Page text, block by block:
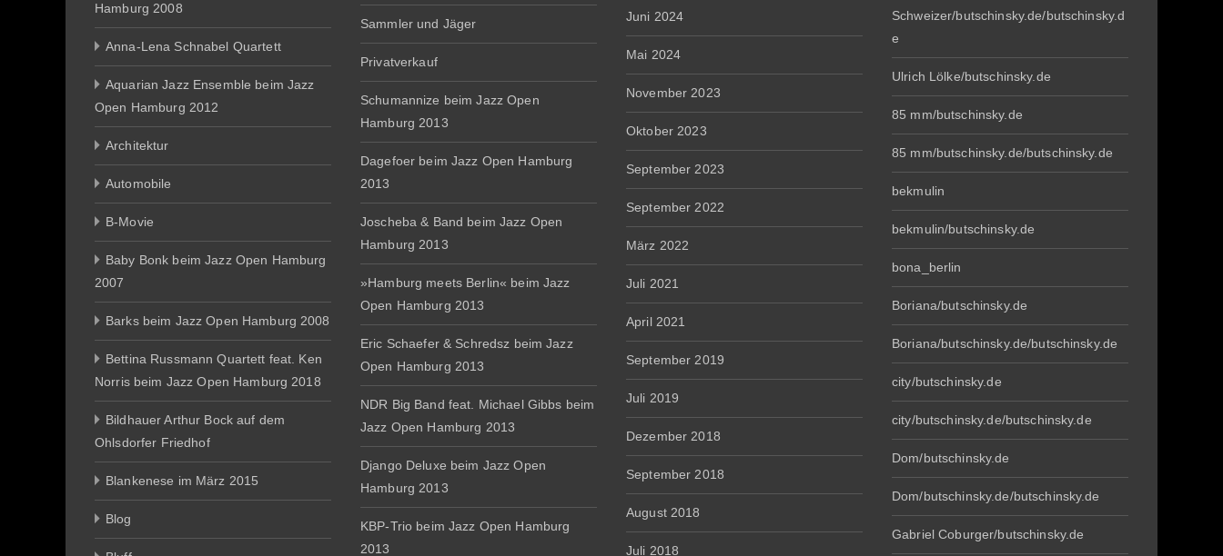
Hamburg 2008
Anna-Lena Schnabel Quartett
Aquarian Jazz Ensemble beim Jazz
Open Hamburg 2012
Architektur
Automobile
B-Movie
Baby Bonk beim Jazz Open Hamburg
2007
Barks beim Jazz Open Hamburg 2008
Bettina Russmann Quartett feat. Ken
Norris beim Jazz Open Hamburg 2018
Bildhauer Arthur Bock auf dem
Ohlsdorfer Friedhof
Blankenese im März 2015
Blog
Sammler und Jäger
Privatverkauf
Schumannize beim Jazz Open
Hamburg 2013
Dagefoer beim Jazz Open Hamburg
2013
Joscheba & Band beim Jazz Open
Hamburg 2013
»Hamburg meets Berlin« beim Jazz
Open Hamburg 2013
Eric Schaefer & Schredsz beim Jazz
Open Hamburg 2013
NDR Big Band feat. Michael Gibbs beim
Jazz Open Hamburg 2013
Django Deluxe beim Jazz Open
Hamburg 2013
KBP-Trio beim Jazz Open Hamburg
2013
Juni 2024
Mai 2024
November 2023
Oktober 2023
September 2023
September 2022
März 2022
Juli 2021
April 2021
September 2019
Juli 2019
Dezember 2018
September 2018
August 2018
Juli 2018
Schweizer/butschinsky.de/butschinsky.d
e
Ulrich Lölke/butschinsky.de
85 mm/butschinsky.de
85 mm/butschinsky.de/butschinsky.de
bekmulin
bekmulin/butschinsky.de
bona_berlin
Boriana/butschinsky.de
Boriana/butschinsky.de/butschinsky.de
city/butschinsky.de
city/butschinsky.de/butschinsky.de
Dom/butschinsky.de
Dom/butschinsky.de/butschinsky.de
Gabriel Coburger/butschinsky.de